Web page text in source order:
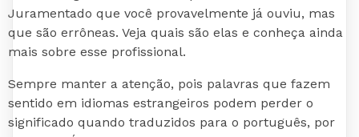
Juramentado que você provavelmente já ouviu, mas
que são errôneas. Veja quais são elas e conheça ainda
mais sobre esse profissional.
Sempre manter a atenção, pois palavras que fazem
sentido em idiomas estrangeiros podem perder o
significado quando traduzidos para o português, por